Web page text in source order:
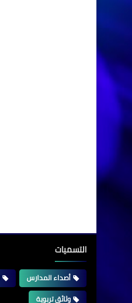
التسميات
أصداء المدارس
وثائق تربوية